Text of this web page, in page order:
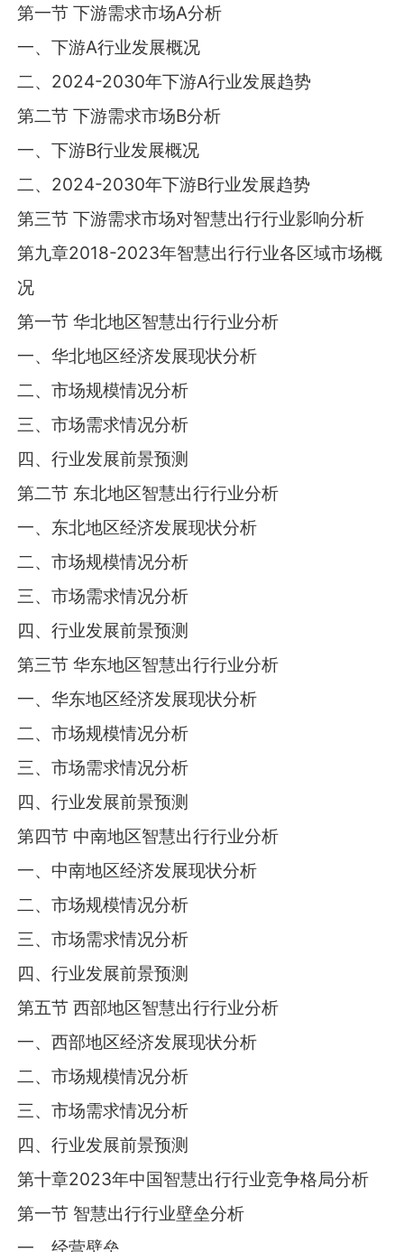
第一节 下游需求市场A分析
一、下游A行业发展概况
二、2024-2030年下游A行业发展趋势
第二节 下游需求市场B分析
一、下游B行业发展概况
二、2024-2030年下游B行业发展趋势
第三节 下游需求市场对智慧出行行业影响分析
第九章2018-2023年智慧出行行业各区域市场概
况
第一节 华北地区智慧出行行业分析
一、华北地区经济发展现状分析
二、市场规模情况分析
三、市场需求情况分析
四、行业发展前景预测
第二节 东北地区智慧出行行业分析
一、东北地区经济发展现状分析
二、市场规模情况分析
三、市场需求情况分析
四、行业发展前景预测
第三节 华东地区智慧出行行业分析
一、华东地区经济发展现状分析
二、市场规模情况分析
三、市场需求情况分析
四、行业发展前景预测
第四节 中南地区智慧出行行业分析
一、中南地区经济发展现状分析
二、市场规模情况分析
三、市场需求情况分析
四、行业发展前景预测
第五节 西部地区智慧出行行业分析
一、西部地区经济发展现状分析
二、市场规模情况分析
三、市场需求情况分析
四、行业发展前景预测
第十章2023年中国智慧出行行业竞争格局分析
第一节 智慧出行行业壁垒分析